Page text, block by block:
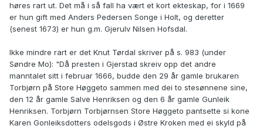
høres rart ut. Det må i så fall ha vært et kort ekteskap, for i 1669
er hun gift med Anders Pedersen Songe i Holt, og deretter
(senest 1673) er hun g.m. Gjerulv Nilsen Hofsdal.
Ikke mindre rart er det Knut Tørdal skriver på s. 983 (under
Søndre Mo): "Då presten i Gjerstad skreiv opp det andre
manntalet sitt i februar 1666, budde den 29 år gamle brukaren
Torbjørn på Store Høggeto sammen med dei to stesønnene sine,
den 12 år gamle Salve Henriksen og den 6 år gamle Gunleik
Henriksen. Torbjørn Torbjørnsen Store Høggeto pantsette si kone
Karen Gonleiksdotters odelsgods i Østre Kroken med ei skyld på